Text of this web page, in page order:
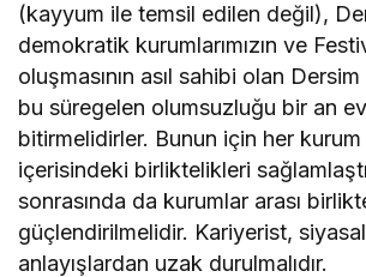
(kayyum ile temsil edilen değil),
demokratik kurumlarımızın ve
oluşmasının asıl sahibi olan
bu süregelen olumsuzluğu bir an
bitirmelidirler. Bunun için her
içerisindeki birliktelikleri
sonrasında da kurumlar arası
güçlendirilmelidir. Kariyerist, siyasal
anlayışlardan uzak durulmalıdır.